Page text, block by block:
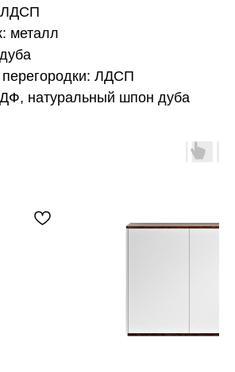
ЛДСП
металл
ЛДСП
натуральный шпон дуба